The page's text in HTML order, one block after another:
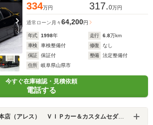
334万円 317.0万円
通常ローン 月々64,200円
年式 1998年 走行 6.8万km
車検
車検整備付 修復
なし
保証
保証付 整備
法定整備付
住所
岐阜県山県市
今すぐ在庫確認・見積依頼
電話する
（アレス） ＶＩＰカー＆カスタムセダン専門店